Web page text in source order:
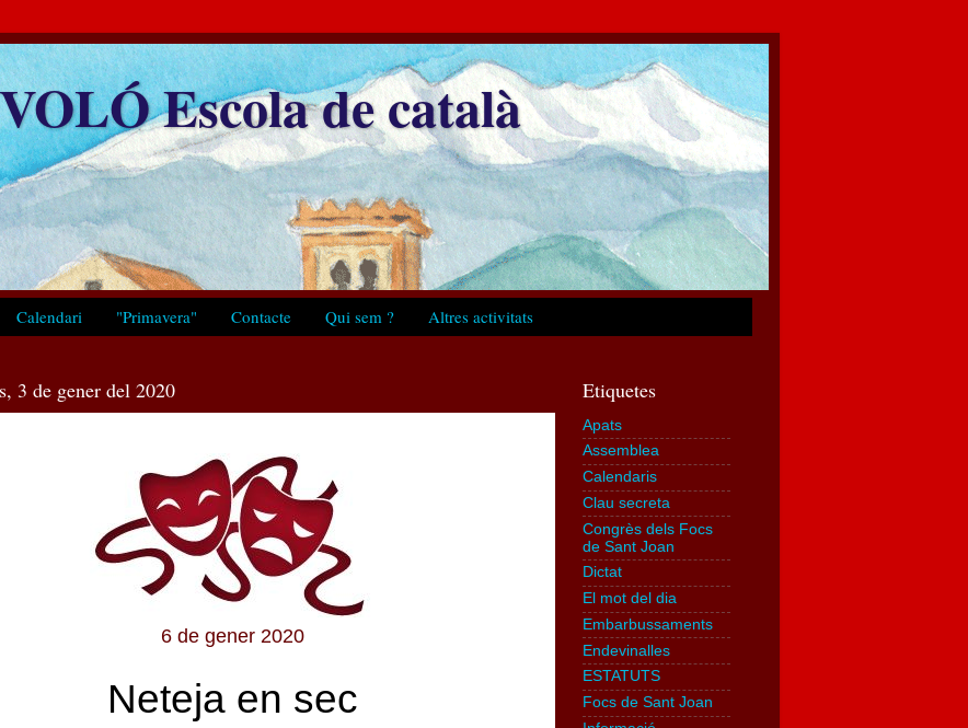
Escola de català
Calendari "Primavera" Contacte Qui sem ? Altres activitats
3 de gener del 2020
6 de gener 2020
Neteja en sec
Etiquetes
Apats
Assemblea
Calendaris
Clau secreta
Congrès dels Focs
de Sant Joan
Dictat
El mot del dia
Embarbussaments
Endevinalles
ESTATUTS
Focs de Sant Joan